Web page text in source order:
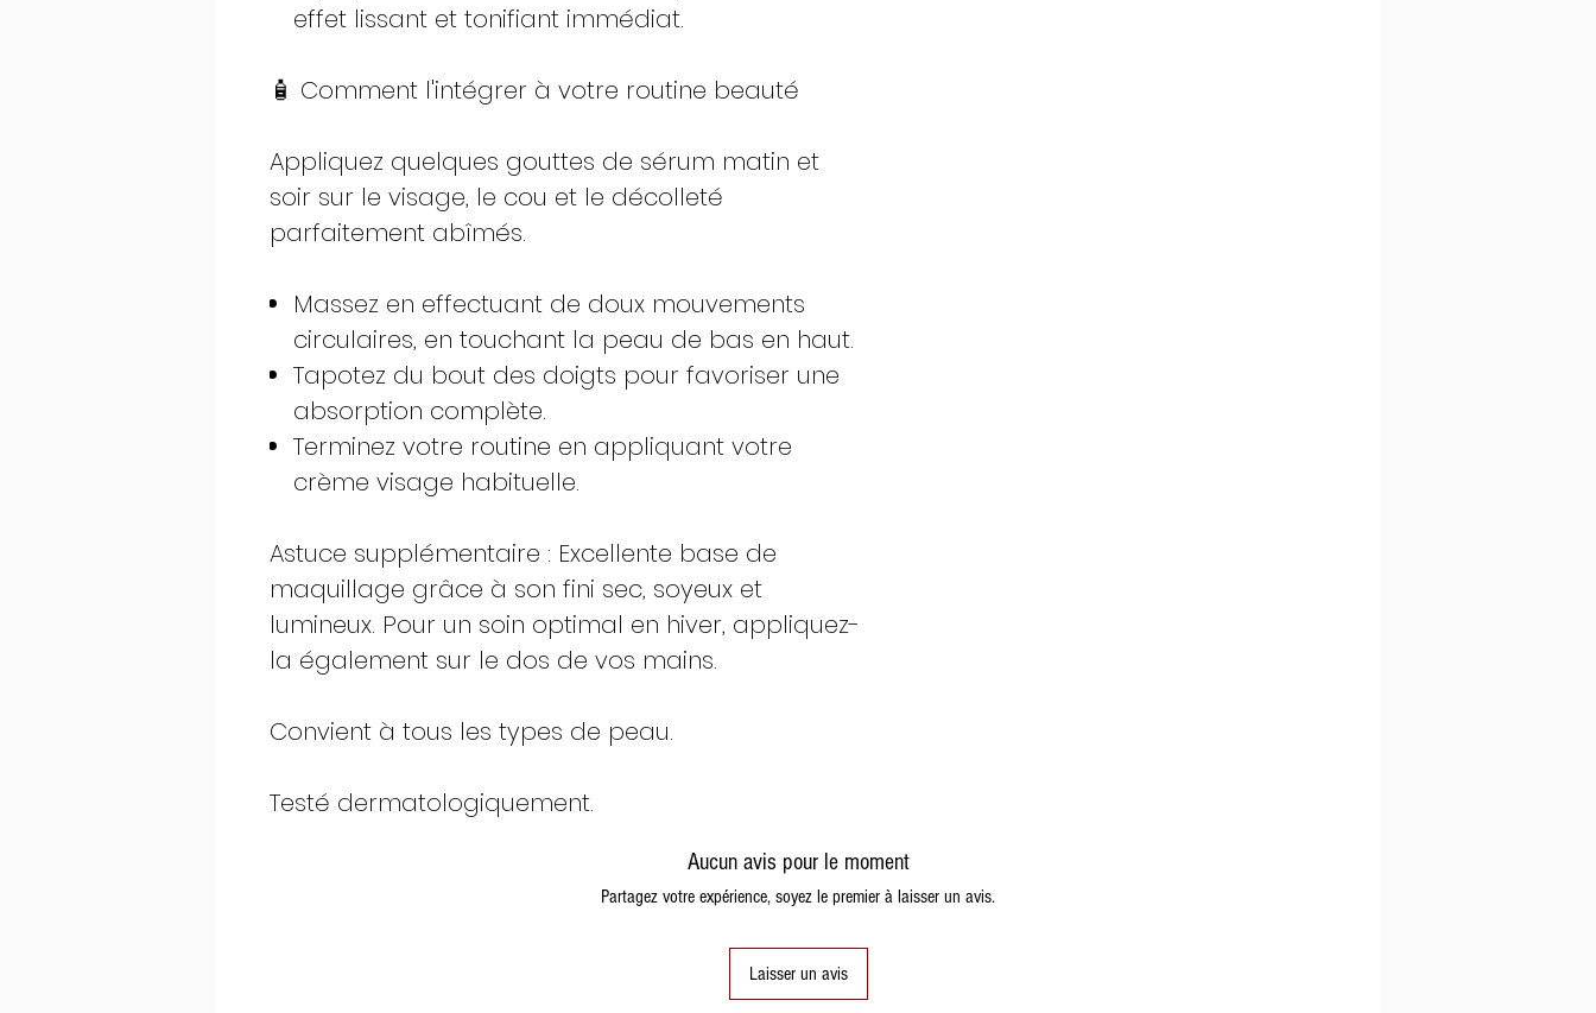
effet lissant et tonifiant immédiat.
🧴 Comment l'intégrer à votre routine beauté
Appliquez quelques gouttes de sérum matin et
soir sur le visage, le cou et le décolleté
parfaitement abîmés.
Massez en effectuant de doux mouvements
circulaires, en touchant la peau de bas en haut.
Tapotez du bout des doigts pour favoriser une
absorption complète.
Terminez votre routine en appliquant votre
crème visage habituelle.
Astuce supplémentaire : Excellente base de
maquillage grâce à son fini sec, soyeux et
lumineux. Pour un soin optimal en hiver, appliquez-
la également sur le dos de vos mains.
Convient à tous les types de peau.
Testé dermatologiquement.
Aucun avis pour le moment
Partagez votre expérience, soyez le premier à laisser un avis.
Laisser un avis